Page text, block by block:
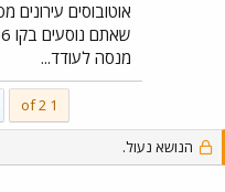
מנסה לעודד...
1 of 2
הנושא נעול.